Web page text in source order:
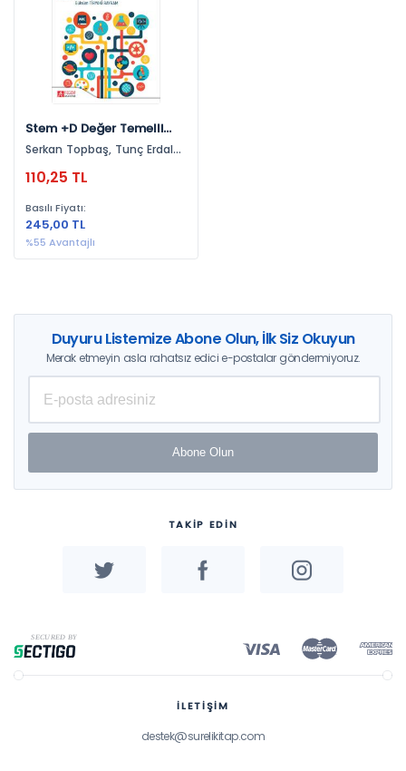
Pegem Akademi Yayıncılık (1)
Yıllara Göre
2026 (1)
Stem +D Değer Temelli
Stem
Serkan Topbaş, Tunç Erdal
110,25 TL
Basılı Fiyatı:
245,00 TL
%55 Avantajlı
Duyuru Listemize Abone Olun, İlk Siz Okuyun
Merak etmeyin asla rahatsız edici e-postalar göndermiyoruz.
Abone Olun
TAKİP EDİN
İLETİŞİM
destek@surelikitap.com